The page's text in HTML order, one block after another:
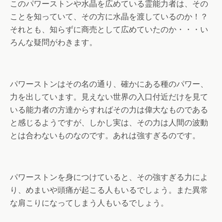
このパワーストンや水晶を広めている霊能力者は、その
ことを知っていて、その方に水晶を渡しているのか！？
それとも、知らずに商売として広めていたのか・・・い
ろんな疑問がわきます。
パワーストンはその名の通り、確かにある種のパワー、
力を出しています。見えない世界の入口付近だけを見て
いる能力者の方達からすればその力は偉大なものである
と感じるようですが、しかし実は、その力は人間の波動
とは合わないものなのです。あれは強すぎるのです。
パワーストンを身につけていると、その強すぎる力によ
り、めまいや頭痛が起こる人もいるでしょう。また異常
な肩こりになってしまう人もいるでしょう。